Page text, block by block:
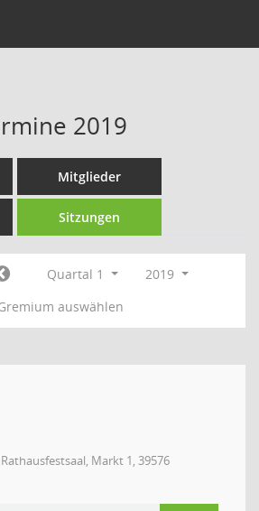
2019
Mitglieder
Sitzungen
Quartal 1
2019
auswählen
Markt 1, 39576